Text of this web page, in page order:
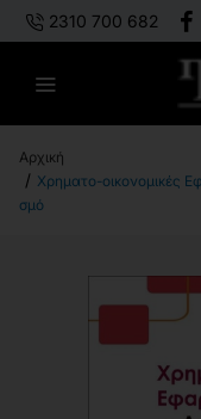
2310 700 682
m
Χρηματο-οικονομικές
σμό